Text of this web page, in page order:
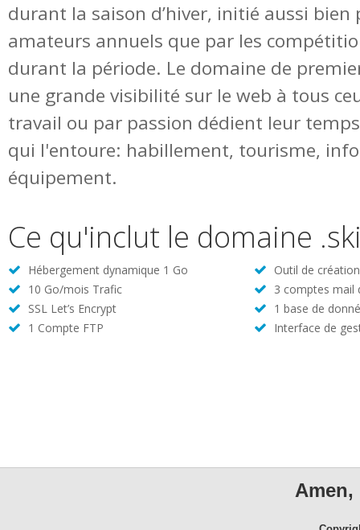
durant la saison d’hiver, initié aussi bien
amateurs annuels que par les
durant la période. Le domaine de
une grande visibilité sur le web à tous
travail ou par passion dédient leur
qui l'entoure: habillement, tourisme,
équipement.
Ce qu'inclut le domaine
Hébergement dynamique 1 Go
Outil de
10 Go/mois Trafic
3 comptes mail
SSL Let’s Encrypt
1 base de
1 Compte FTP
Interface de